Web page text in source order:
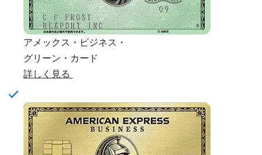
アメックス・ビジネス・
グリーン・カード
詳しく見る